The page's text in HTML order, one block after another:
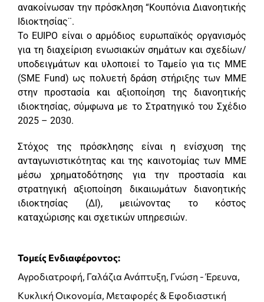
ανακοίνωσαν την πρόσκληση “Κουπόνια Διανοητικής
Ιδιοκτησίας¨.
Το EUIPO είναι ο αρμόδιος ευρωπαϊκός οργανισμός
για τη διαχείριση ενωσιακών σημάτων και σχεδίων/
υποδειγμάτων και υλοποιεί το Ταμείο για τις ΜΜΕ
(SME Fund) ως πολυετή δράση στήριξης των ΜΜΕ
στην προστασία και αξιοποίηση της διανοητικής
ιδιοκτησίας, σύμφωνα με το Στρατηγικό του Σχέδιο
2025 – 2030.
Στόχος της πρόσκλησης είναι η ενίσχυση της
ανταγωνιστικότητας και της καινοτομίας των ΜΜΕ
μέσω χρηματοδότησης για την προστασία και
στρατηγική αξιοποίηση δικαιωμάτων διανοητικής
ιδιοκτησίας (ΔΙ), μειώνοντας το κόστος
καταχώρισης και σχετικών υπηρεσιών.
Τομείς Ενδιαφέροντος:
Αγροδιατροφή, Γαλάζια Ανάπτυξη, Γνώση - Έρευνα,
Κυκλική Οικονομία, Μεταφορές & Εφοδιαστική